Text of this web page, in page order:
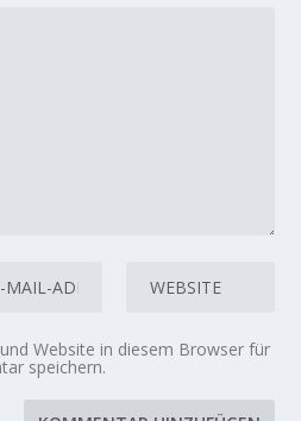
Website in diesem Browser für
speichern.